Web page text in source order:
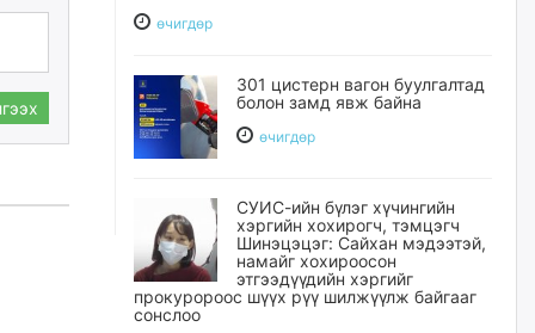
өчигдѳр
301 цистерн вагон буулгалтад
болон замд явж байна
өчигдѳр
СУИС-ийн бүлэг хүчингийн
хэргийн хохирогч, тэмцэгч
Шинэцэцэг: Сайхан мэдээтэй,
намайг хохироосон
этгээдүүдийн хэргийг
прокуророос шүүх рүү шилжүүлж байгааг
сонслоо